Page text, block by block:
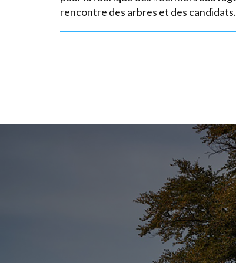
rencontre des arbres et des candidats.